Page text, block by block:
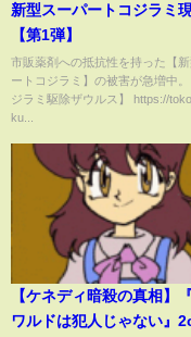
新型スーパートコジラミ
【第1弾】
市販薬剤への抵抗性を持った【
ートコジラミ】の被害が急増中。
ジラミ駆除ザウルス】 https://
ku...
【ケネディ暗殺の真相】
ワルドは犯人じゃない』